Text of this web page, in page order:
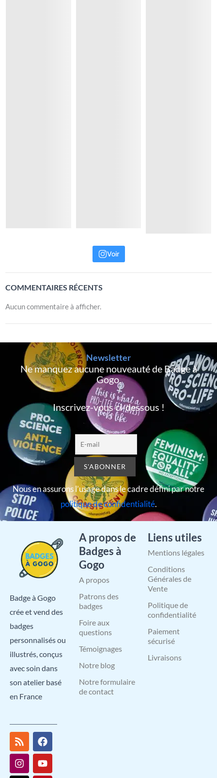
Voir
COMMENTAIRES RÉCENTS
Aucun commentaire à afficher.
Newsletter
Ne manquez aucune nouveauté de Badge à
Gogo,
Inscrivez-vous ci-dessous !
Nous en assurons l’usage dans le cadre défini par notre
politique de confidentialité.
Badge à Gogo
crée et vend des
badges
personnalisés ou
illustrés, conçus
avec soin dans
son atelier basé
en France
R
s
s
F
a
c
e
b
I
n
s
t
a
Y
o
u
t
u
X
-
t
w
i
P
i
n
t
e
L
i
n
k
e
A propos de
Badges à
Gogo
A propos
Patrons des
badges
Foire aux
questions
Témoignages
Notre blog
Notre formulaire
de contact
Liens utiles
Mentions légales
Conditions
Générales de
Vente
Politique de
confidentialité
Paiement
sécurisé
Livraisons